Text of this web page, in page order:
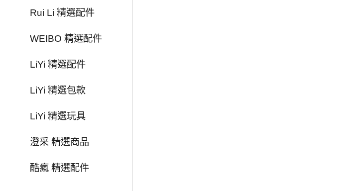
Rui Li 精選配件
WEIBO 精選配件
LiYi 精選配件
LiYi 精選包款
LiYi 精選玩具
澄采 精選商品
酷瘋 精選配件